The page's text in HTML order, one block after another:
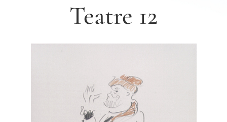
Teatre 12